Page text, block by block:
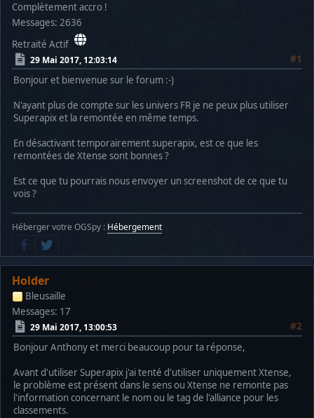
Complètement accro !
Messages: 2636
Retraité Actif
29 Mai 2017, 12:03:14
#1
Bonjour et bienvenue sur le forum :-)
N'ayant plus de compte sur les univers FR je ne peux plus utiliser
Superapix et la remontée en même temps.
En désactivant temporairement superapix, est ce que les
remontées de Xtense sont bonnes ?
Est ce que tu pourrais nous envoyer un screenshot de ce que tu
vois ?
Héberger votre OGSpy : Hébergement
Holder
Bleusaille
Messages: 17
29 Mai 2017, 13:00:53
#2
Bonjour Anthony et merci beaucoup pour ta réponse,
Avant d'utiliser Superapix j'ai tenté d'utiliser uniquement Xtense,
le problème est présent dans le sens ou Xtense ne remonte pas
l'information concernant le nom ou le tag de l'alliance pour les
classements.